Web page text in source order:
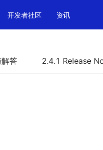
开发者社区 资讯
答 2.4.1 Release